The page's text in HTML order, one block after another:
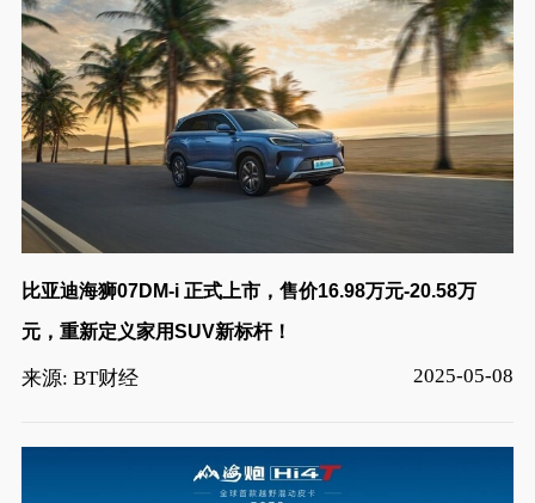
比亚迪海狮07DM-i 正式上市，售价16.98万元-20.58万
元，重新定义家用SUV新标杆！
来源: BT财经 2025-05-08